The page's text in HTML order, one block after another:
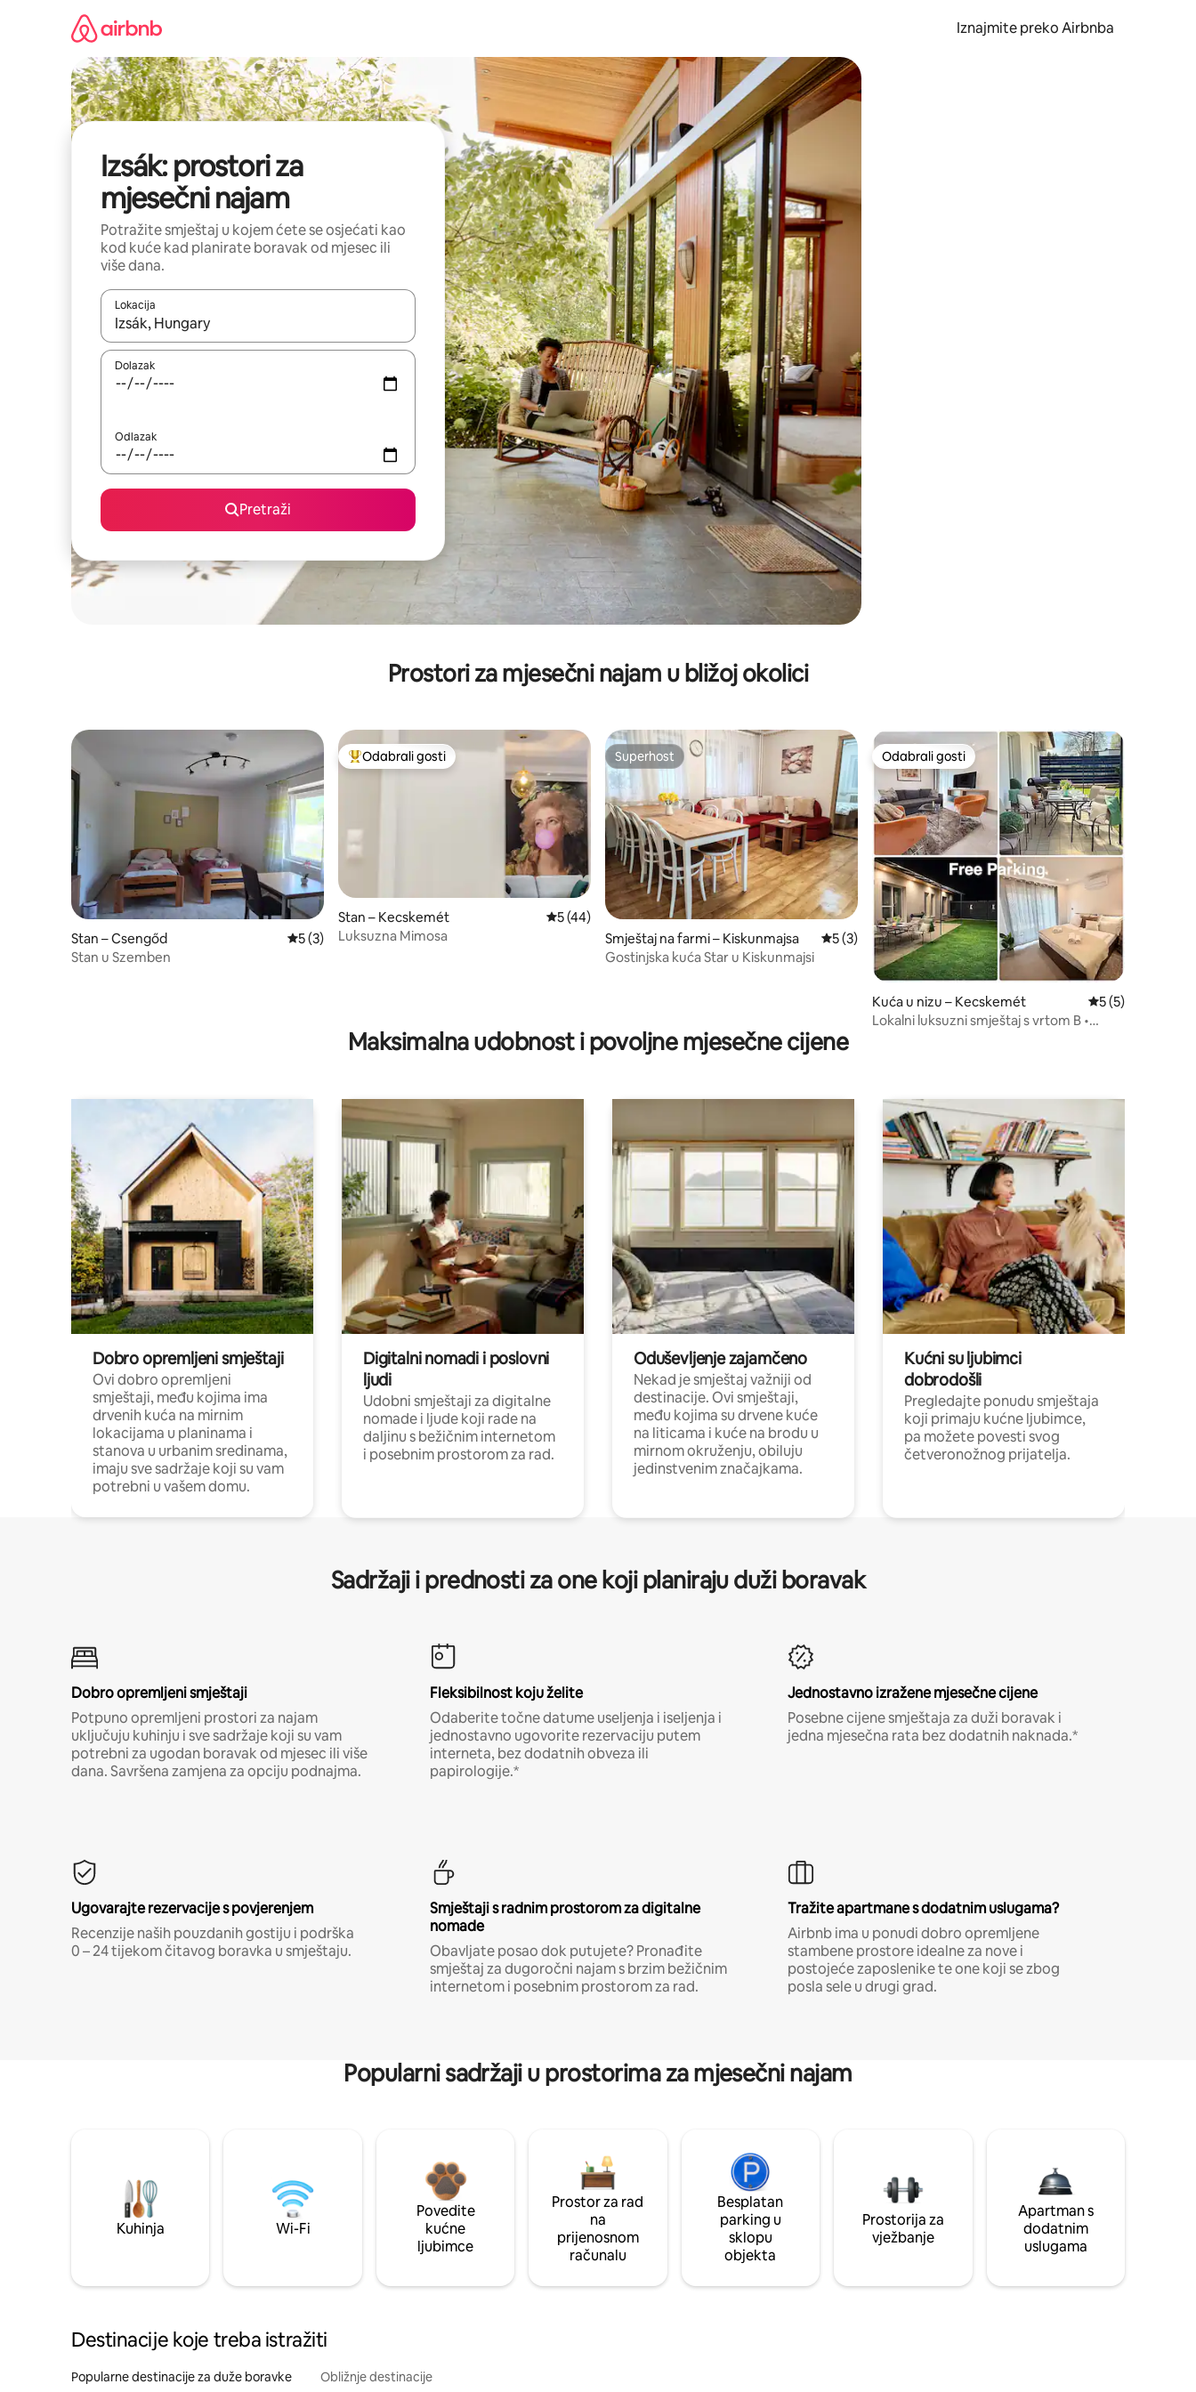
Iznajmite preko Airbnba
Izsák: prostori za
mjesečni najam
Potražite smještaj u kojem ćete se osjećati kao
kod kuće kad planirate boravak od mjesec ili
više dana.
Lokacija
Kada budu dostupni rezultati, moći ćete ih pregledati koristeći se strelicama prema gore i prema dolje, kao i dodirom ili prelaskom prstom po zaslonu.
Dolazak
Odlazak
Pretraži
Prostori za mjesečni najam u bližoj okolici
Stan – Csengőd Prosječna ocjena: 5/5, recenzija: 3
5 (3)
Stan u Szemben
Među najviše rangiranima s oznakom „Odabrali gosti”
Odabrali gosti
Stan – Kecskemét Prosječna ocjena: 5/5, recenzija: 44
5 (44)
Luksuzna Mimosa
Superhost
Superhost
Smještaj na farmi – Kiskunmajsa Prosječna ocjena: 5/5, recenzija: 3
5 (3)
Gostinjska kuća Star u Kiskunmajsi
Odabrali gosti
Odabrali gosti
Kuća u nizu – Kecskemét Prosječna
5 (5)
Lokalni luksuzni smještaj s vrtom B •
Maksimalna udobnost i povoljne mjesečne cijene
Dobro opremljeni smještaji
Ovi dobro opremljeni
smještaji, među kojima ima
drvenih kuća na mirnim
lokacijama u planinama i
stanova u urbanim sredinama,
imaju sve sadržaje koji su vam
potrebni u vašem domu.
Digitalni nomadi i poslovni
ljudi
Udobni smještaji za digitalne
nomade i ljude koji rade na
daljinu s bežičnim internetom
i posebnim prostorom za rad.
Oduševljenje zajamčeno
Nekad je smještaj važniji od
destinacije. Ovi smještaji,
među kojima su drvene kuće
na liticama i kuće na brodu u
mirnom okruženju, obiluju
jedinstvenim značajkama.
Kućni su ljubimci
dobrodošli
Pregledajte ponudu smještaja
koji primaju kućne ljubimce,
pa možete povesti svog
četveronožnog prijatelja.
Sadržaji i prednosti za one koji planiraju duži boravak
Dobro opremljeni smještaji
Potpuno opremljeni prostori za najam
uključuju kuhinju i sve sadržaje koji su vam
potrebni za ugodan boravak od mjesec ili više
dana. Savršena zamjena za opciju podnajma.
Fleksibilnost koju želite
Odaberite točne datume useljenja i iseljenja i
jednostavno ugovorite rezervaciju putem
interneta, bez dodatnih obveza ili
papirologije.*
Jednostavno izražene mjesečne cijene
Posebne cijene smještaja za duži boravak i
jedna mjesečna rata bez dodatnih naknada.*
Ugovarajte rezervacije s povjerenjem
Recenzije naših pouzdanih gostiju i podrška
0 – 24 tijekom čitavog boravka u smještaju.
Smještaji s radnim prostorom za digitalne
nomade
Obavljate posao dok putujete? Pronađite
smještaj za dugoročni najam s brzim bežičnim
internetom i posebnim prostorom za rad.
Tražite apartmane s dodatnim uslugama?
Airbnb ima u ponudi dobro opremljene
stambene prostore idealne za nove i
postojeće zaposlenike te one koji se zbog
posla sele u drugi grad.
Popularni sadržaji u prostorima za mjesečni najam
Kuhinja Wi-Fi
Povedite
kućne
ljubimce
Prostor za rad
na
prijenosnom
računalu
Besplatan
parking u
sklopu
objekta
Prostorija za
vježbanje
Apartman s
dodatnim
uslugama
Destinacije koje treba istražiti
Popularne destinacije za duže boravke Obližnje destinacije